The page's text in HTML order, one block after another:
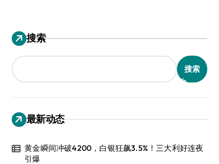
搜索
搜索
最新动态
黄金瞬间冲破4200，白银狂飙3.5%！三大利好连夜
引爆